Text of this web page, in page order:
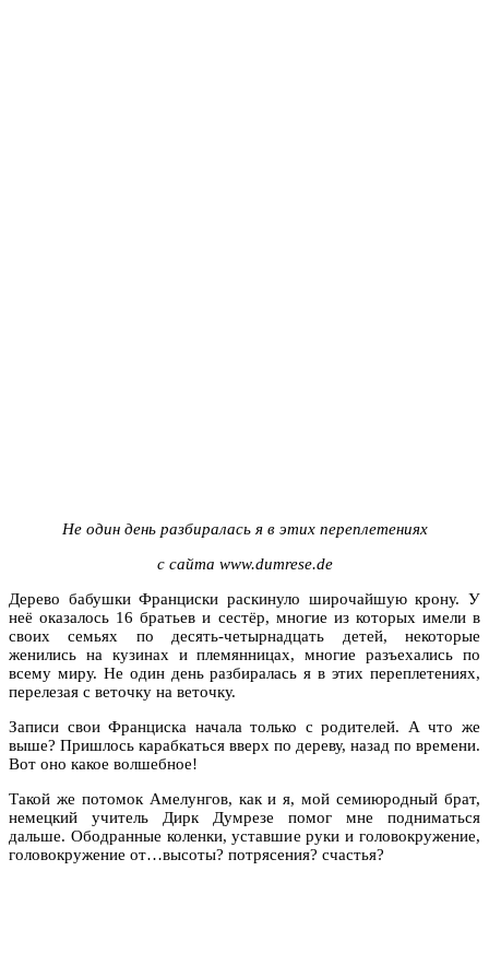
Не один день разбиралась я в этих переплетениях
с сайта www.dumrese.de
Дерево бабушки Франциски раскинуло широчайшую крону. У
неё оказалось 16 братьев и сестёр, многие из которых имели в
своих семьях по десять-четырнадцать детей, некоторые
женились на кузинах и племянницах, многие разъехались по
всему миру. Не один день разбиралась я в этих переплетениях,
перелезая с веточку на веточку.
Записи свои Франциска начала только с родителей. А что же
выше? Пришлось карабкаться вверх по дереву, назад по времени.
Вот оно какое волшебное!
Такой же потомок Амелунгов, как и я, мой семиюродный брат,
немецкий учитель Дирк Думрезе помог мне подниматься
дальше. Ободранные коленки, уставшие руки и головокружение,
головокружение от…высоты? потрясения? счастья?